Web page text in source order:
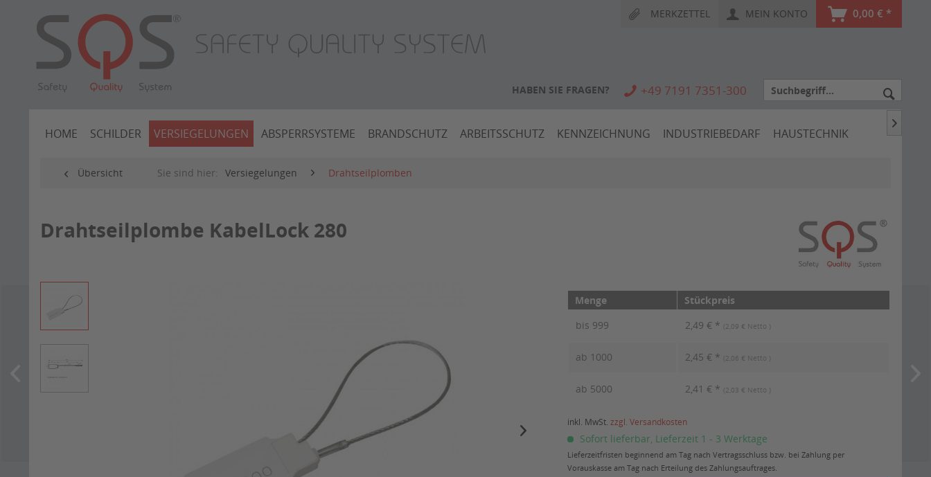
MERKZETTEL MEIN KONTO 0,00 € *
HABEN SIE FRAGEN? +49 7191 7351-300
HOME SCHILDER VERSIEGELUNGEN ABSPERRSYSTEME BRANDSCHUTZ ARBEITSSCHUTZ KENNZEICHNUNG INDUSTRIEBEDARF HAUSTECHNIK

Übersicht Sie sind hier: Versiegelungen Drahtseilplomben
Drahtseilplombe KabelLock 280
Menge
Stückpreis
bis 999 2,49 € * (2,09 € Netto )
ab 1000 2,45 € * (2,06 € Netto )
ab 5000 2,41 € * (2,03 € Netto )
inkl. MwSt.zzgl. Versandkosten
Sofort lieferbar, Lieferzeit 1 - 3 Werktage
Lieferzeitfristen beginnend am Tag nach Vertragsschluss bzw. bei Zahlung per
Vorauskasse am Tag nach Erteilung des Zahlungsauftrages.